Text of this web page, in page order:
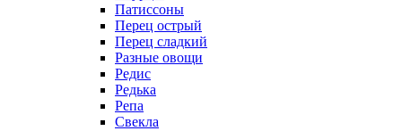
Патиссоны
Перец острый
Перец сладкий
Разные овощи
Редис
Редька
Репа
Свекла